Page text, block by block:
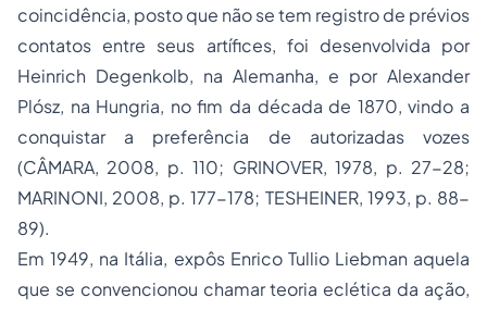
coincidência, posto que não se tem registro de prévios
contatos entre seus artífices, foi desenvolvida por
Heinrich Degenkolb, na Alemanha, e por Alexander
Plósz, na Hungria, no fim da década de 1870, vindo a
conquistar a preferência de autorizadas vozes
(CÂMARA, 2008, p. 110; GRINOVER, 1978, p. 27-28;
MARINONI, 2008, p. 177-178; TESHEINER, 1993, p. 88-
89).
Em 1949, na Itália, expôs Enrico Tullio Liebman aquela
que se convencionou chamar teoria eclética da ação,